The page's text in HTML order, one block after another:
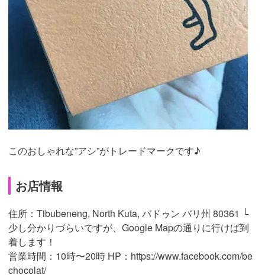
このおしゃれな”アシ”がトレードマークです♪
お店情報
住所：Tibubeneng, North Kuta, バドゥン バリ州 80361 └
少し分かりづらいですが、Google Mapの通りに行けば到
着します！
営業時間：10時〜20時 HP：https://www.facebook.com/be
chocolat/